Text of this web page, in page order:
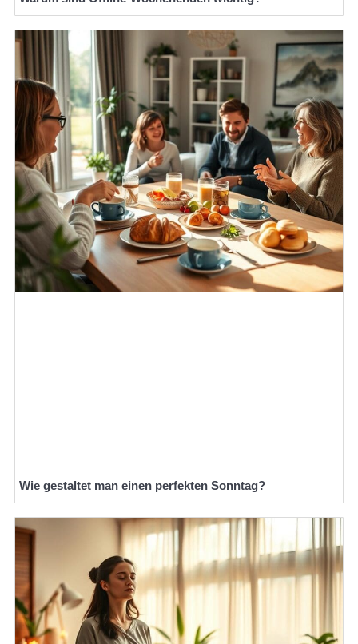
Wie gestaltet man einen perfekten Sonntag?